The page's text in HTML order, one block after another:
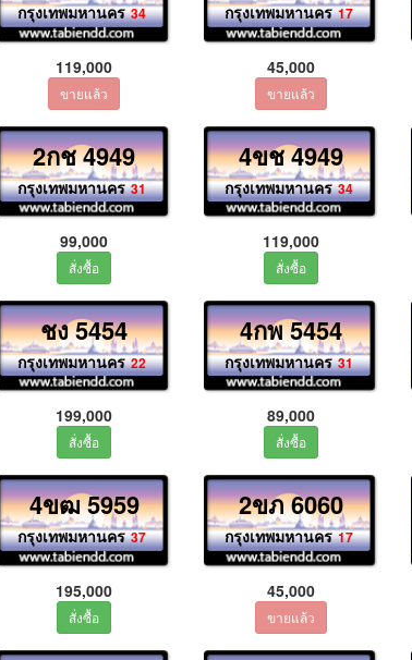
กรุงเทพมหานคร 34
119,000
กรุงเทพมหานคร 17
45,000
2กช 4949
กรุงเทพมหานคร 31
99,000
4ขช 4949
กรุงเทพมหานคร 34
119,000
ชง 5454
กรุงเทพมหานคร 22
199,000
4กพ 5454
กรุงเทพมหานคร 31
89,000
4ขฒ 5959
กรุงเทพมหานคร 37
195,000
2ขภ 6060
กรุงเทพมหานคร 17
45,000